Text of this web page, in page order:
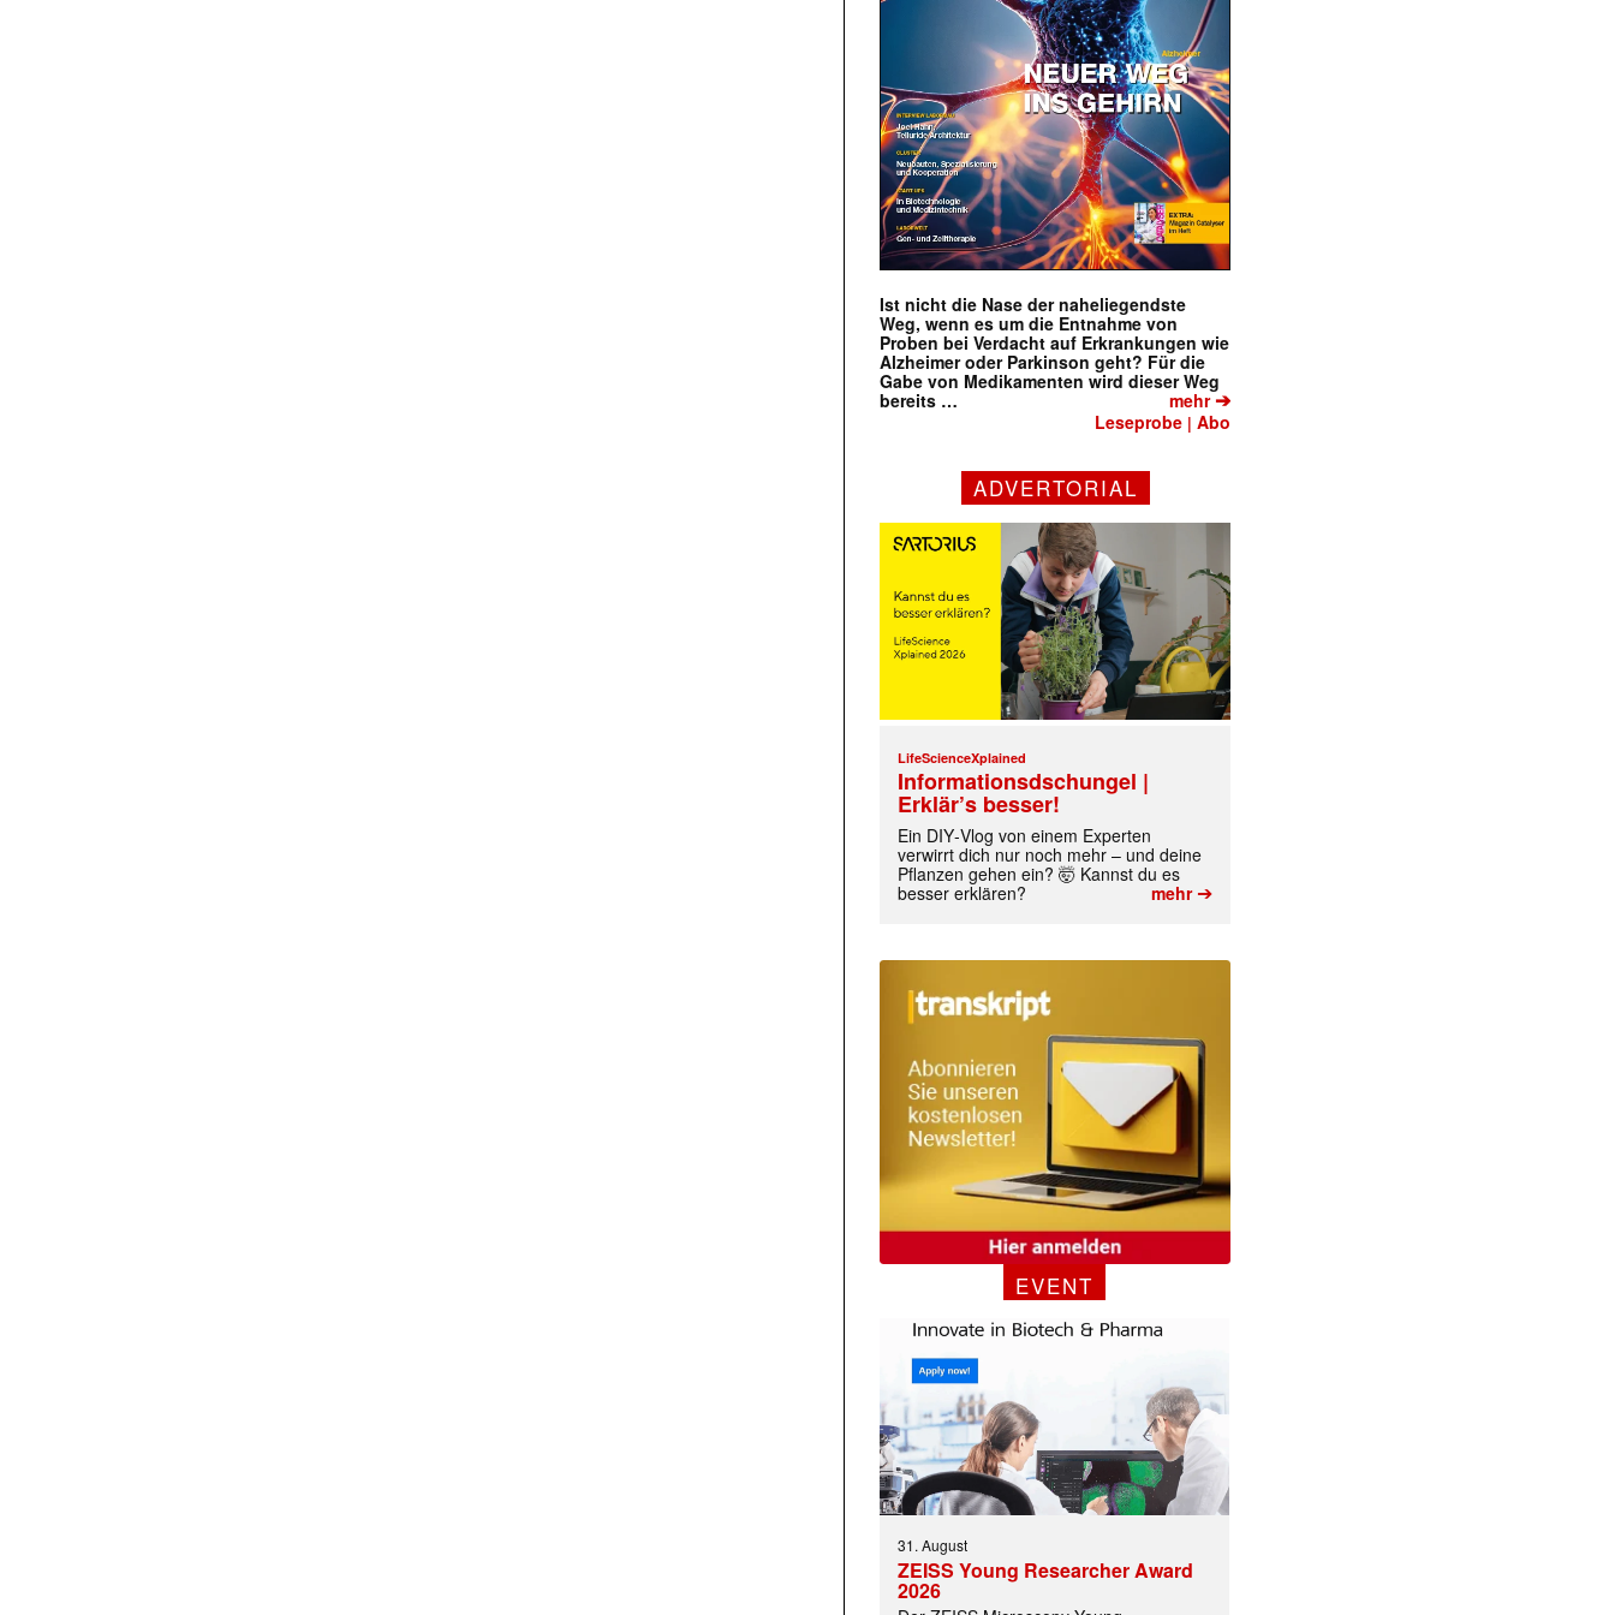
Ist nicht die Nase der naheliegendste
Weg, wenn es um die Entnahme von
Proben bei Verdacht auf Erkrankungen wie
Alzheimer oder Parkinson geht? Für die
Gabe von Medikamenten wird dieser Weg
bereits …
mehr➔
Leseprobe |Abo
ADVERTORIAL
LifeScienceXplained
Informationsdschungel |
Erklär’s besser!
Ein DIY‑Vlog von einem Experten
verwirrt dich nur noch mehr – und deine
Pflanzen gehen ein? 🤯 Kannst du es
besser erklären?
mehr➔
EVENT
31. August
ZEISS Young Researcher Award
2026